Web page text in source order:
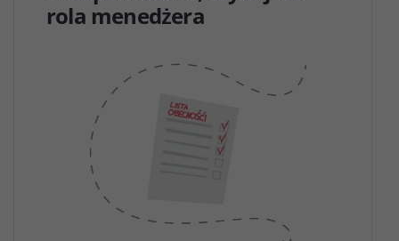
rola menedżera